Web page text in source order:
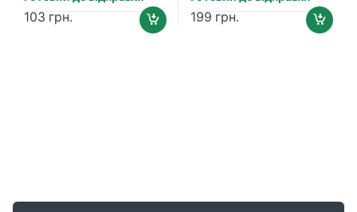
103 грн. 199 грн.